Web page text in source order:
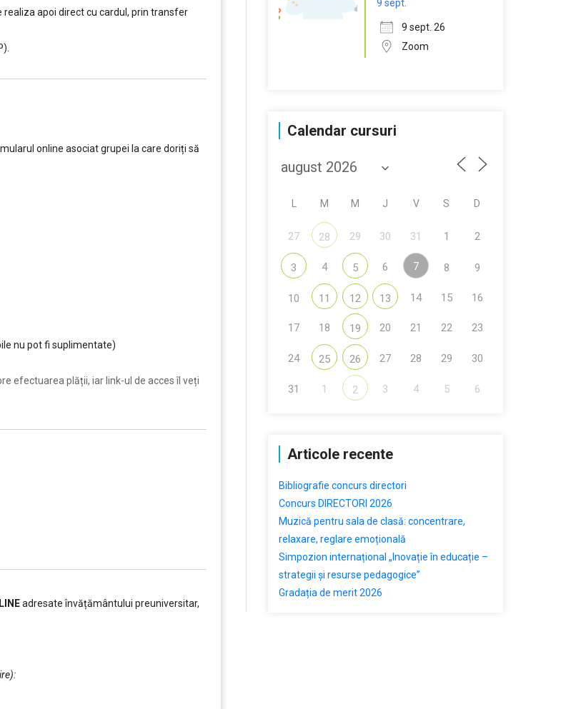
apoi direct cu cardul, prin transfer
online asociat grupei la care doriți să
nu pot fi suplimentate)
efectuarea plății, iar link-ul de acces îl veți
adresate învățământului preuniversitar,
9 sept.
9 sept. 26
Zoom
Calendar cursuri
M M J V S D
27 28 29 30 31 1 2
3 4 5 6 7 8 9
10 11 12 13 14 15 16
17 18 19 20 21 22 23
24 25 26 27 28 29 30
31 1 2 3 4 5 6
Articole recente
Bibliografie concurs directori
Concurs DIRECTORI 2026
Muzică pentru sala de clasă: concentrare,
relaxare, reglare emoțională
Simpozion internațional „Inovație în educație –
strategii și resurse pedagogice”
Gradația de merit 2026